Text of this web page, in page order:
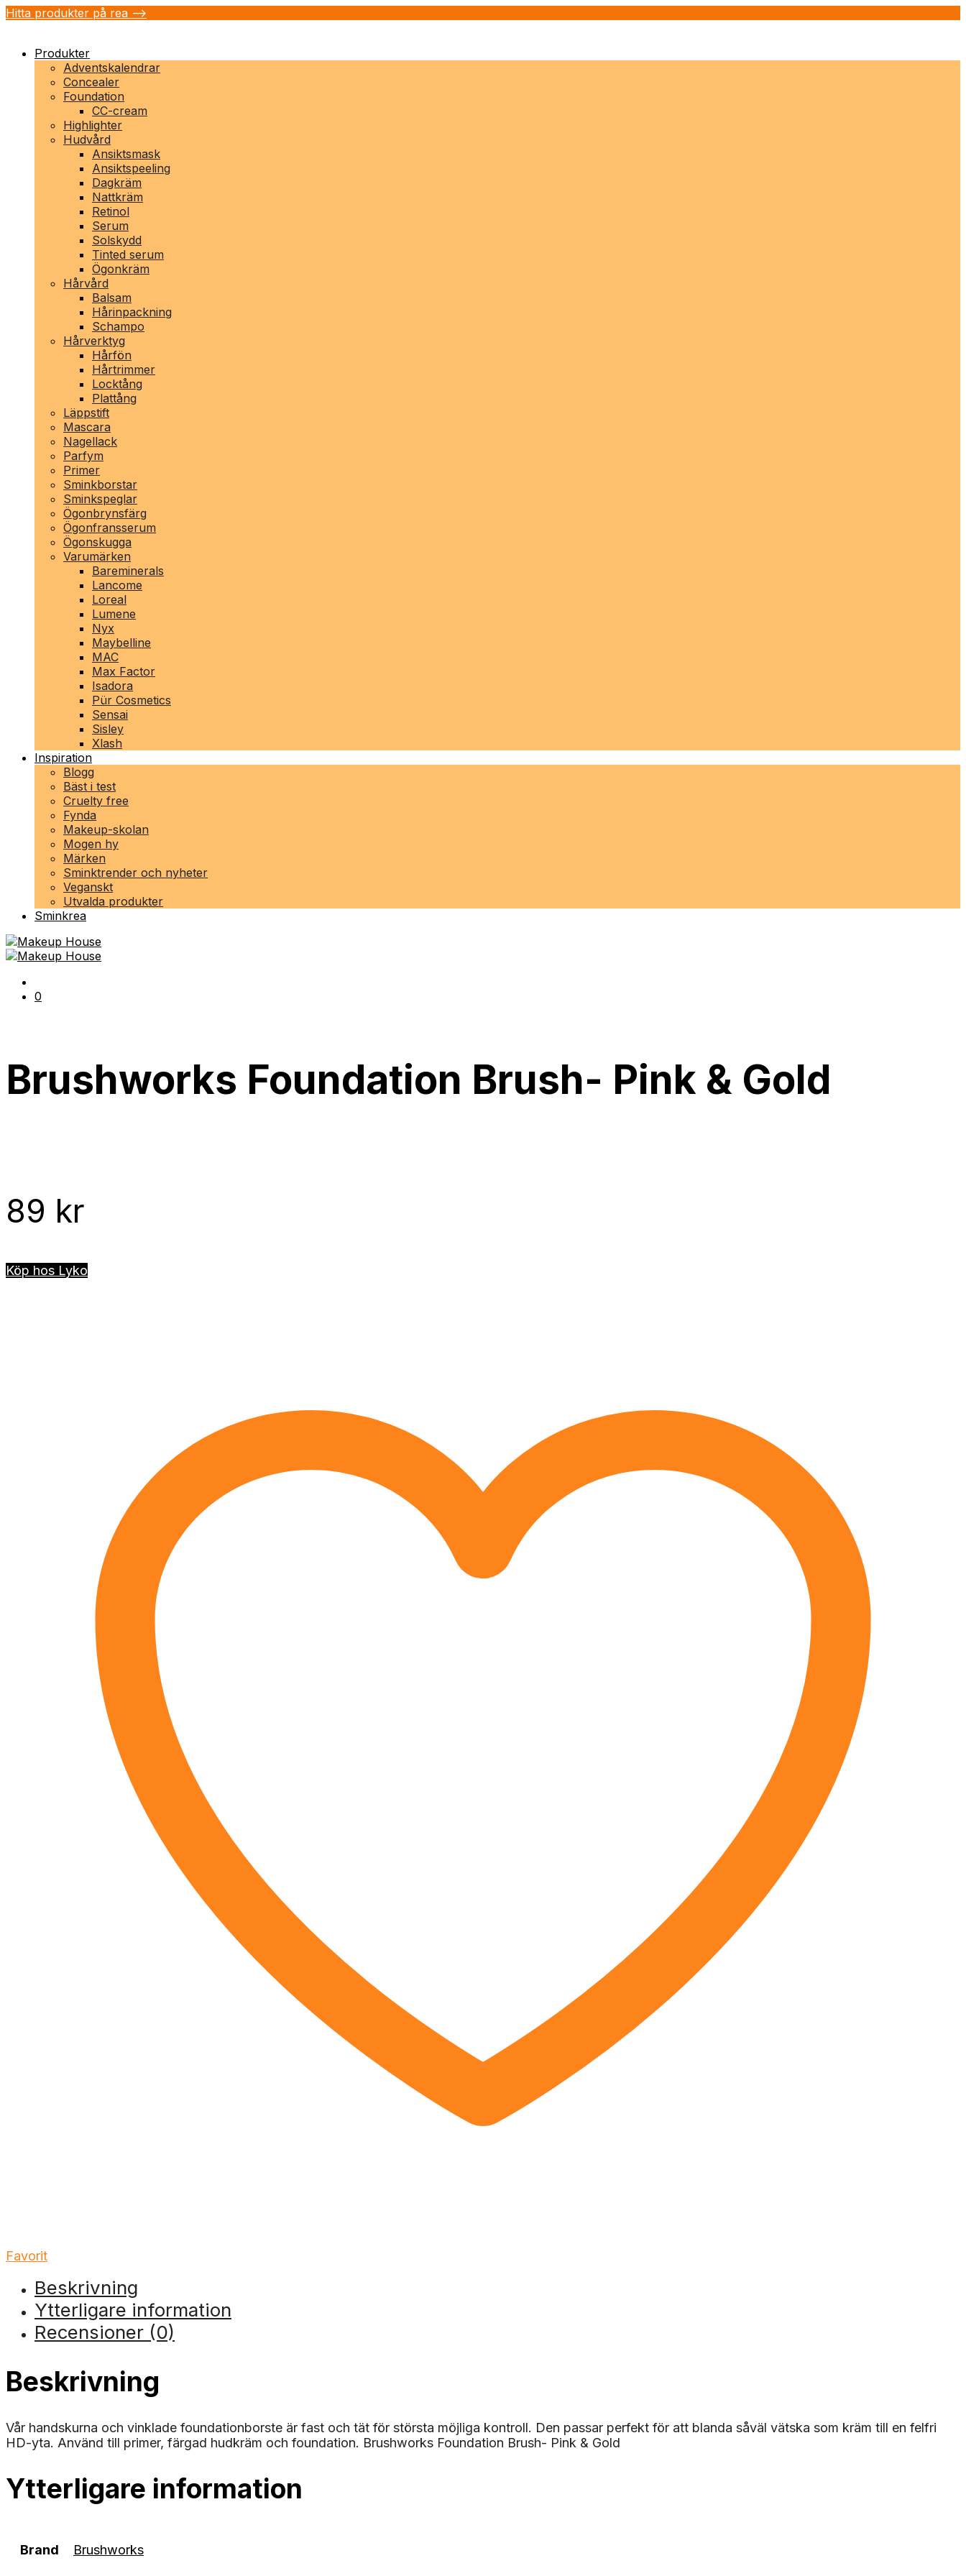
Hitta produkter på rea -->
Produkter
Adventskalendrar
Concealer
Foundation
CC-cream
Highlighter
Hudvård
Ansiktsmask
Ansiktspeeling
Dagkräm
Nattkräm
Retinol
Serum
Solskydd
Tinted serum
Ögonkräm
Hårvård
Balsam
Hårinpackning
Schampo
Hårverktyg
Hårfön
Hårtrimmer
Locktång
Plattång
Läppstift
Mascara
Nagellack
Parfym
Primer
Sminkborstar
Sminkspeglar
Ögonbrynsfärg
Ögonfransserum
Ögonskugga
Varumärken
Bareminerals
Lancome
Loreal
Lumene
Nyx
Maybelline
MAC
Max Factor
Isadora
Pür Cosmetics
Sensai
Sisley
Xlash
Inspiration
Blogg
Bäst i test
Cruelty free
Fynda
Makeup-skolan
Mogen hy
Märken
Sminktrender och nyheter
Veganskt
Utvalda produkter
Sminkrea
0
Brushworks Foundation Brush- Pink & Gold
89 kr
Köp hos Lyko
Favorit
Beskrivning
Ytterligare information
Recensioner (0)
Beskrivning
Vår handskurna och vinklade foundationborste är fast och tät för största möjliga kontroll. Den passar perfekt för att blanda såväl vätska som kräm till en felfri
HD-yta. Använd till primer, färgad hudkräm och foundation. Brushworks Foundation Brush- Pink & Gold
Ytterligare information
Brand Brushworks